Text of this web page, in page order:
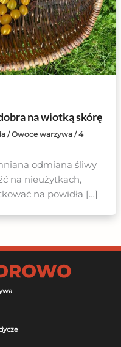
na wiotką skórę
/Owoce warzywa/4
odmiana śliwy
na nieużytkach,
na powidła […]